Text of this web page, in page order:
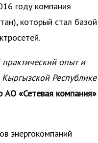
году компания
который стал базой
опыт и
Республике
АО «Сетевая компания»
энергокомпаний